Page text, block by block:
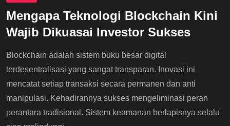
Mengapa Teknologi Blockchain Kini
Wajib Dikuasai Investor Sukses
Blockchain adalah sistem buku besar digital
terdesentralisasi yang sangat transparan. Inovasi ini
mencatat setiap transaksi secara permanen dan anti
manipulasi. Kehadirannya sukses mengeliminasi peran
perantara tradisional. Sistem keamanan berlapisnya selalu